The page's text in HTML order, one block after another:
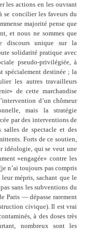
les actions en les ouvrant
se concilier les faveurs du
majorité pense que
et nous ne sommes que
discours unique sur la
solidarité pratique avec
pseudo-privilégiée, à
spécialement destinée ; la
les autres travailleurs
de cette marchandise
d’un chômeur
mais la stratégie
par des interventions de
de spectacle et des
Forts de ce soutien,
idéologie, qui se veut une
«engagée» contre les
n’ai toujours pas compris
mépris, sachant que le
sans les subventions du
Paris — dépasse rarement
civique). Il est vrai
à des doses très
nombreux sont les